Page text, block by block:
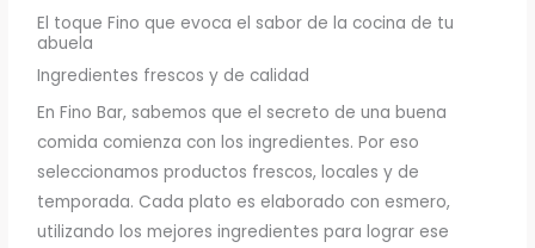
El toque Fino que evoca el sabor de la cocina de tu
abuela
Ingredientes frescos y de calidad
En Fino Bar, sabemos que el secreto de una buena
comida comienza con los ingredientes. Por eso
seleccionamos productos frescos, locales y de
temporada. Cada plato es elaborado con esmero,
utilizando los mejores ingredientes para lograr ese